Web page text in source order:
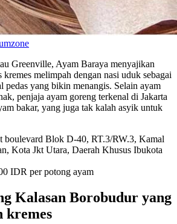
Greenville, Ayam Baraya menyajikan
melimpah dengan nasi uduk sebagai
pedas yang bikin menangis. Selain ayam
penjaja ayam goreng terkenal di Jakarta
bakar, yang juga tak kalah asyik untuk
boulevard Blok D-40, RT.3/RW.3, Kamal
Kota Jkt Utara, Daerah Khusus Ibukota
IDR per potong ayam
Kalasan Borobudur yang
kremes